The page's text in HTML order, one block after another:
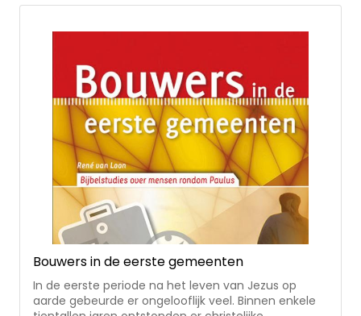
Bouwers in de eerste gemeenten
In de eerste periode na het leven van Jezus op
aarde gebeurde er ongelooflijk veel. Binnen enkele